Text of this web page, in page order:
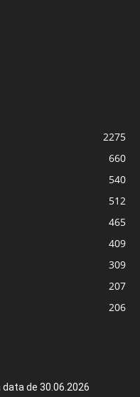
2275
660
540
512
465
409
309
207
206
de 30.06.2026